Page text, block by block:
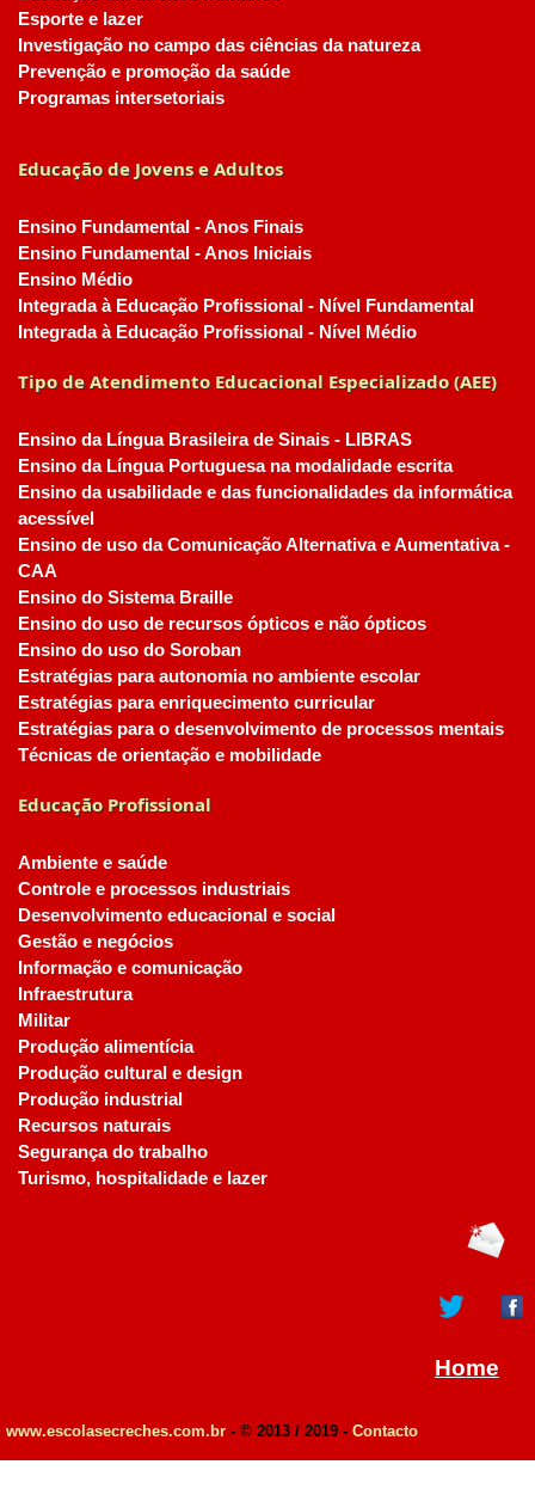
Esporte e lazer
Investigação no campo das ciências da natureza
Prevenção e promoção da saúde
Programas intersetoriais
Educação de Jovens e Adultos
Ensino Fundamental - Anos Finais
Ensino Fundamental - Anos Iniciais
Ensino Médio
Integrada à Educação Profissional - Nível Fundamental
Integrada à Educação Profissional - Nível Médio
Tipo de Atendimento Educacional Especializado (AEE)
Ensino da Língua Brasileira de Sinais - LIBRAS
Ensino da Língua Portuguesa na modalidade escrita
Ensino da usabilidade e das funcionalidades da informática
acessível
Ensino de uso da Comunicação Alternativa e Aumentativa -
CAA
Ensino do Sistema Braille
Ensino do uso de recursos ópticos e não ópticos
Ensino do uso do Soroban
Estratégias para autonomia no ambiente escolar
Estratégias para enriquecimento curricular
Estratégias para o desenvolvimento de processos mentais
Técnicas de orientação e mobilidade
Educação Profissional
Ambiente e saúde
Controle e processos industriais
Desenvolvimento educacional e social
Gestão e negócios
Informação e comunicação
Infraestrutura
Militar
Produção alimentícia
Produção cultural e design
Produção industrial
Recursos naturais
Segurança do trabalho
Turismo, hospitalidade e lazer
Home
www.escolasecreches.com.br - © 2013 / 2019 - Contacto